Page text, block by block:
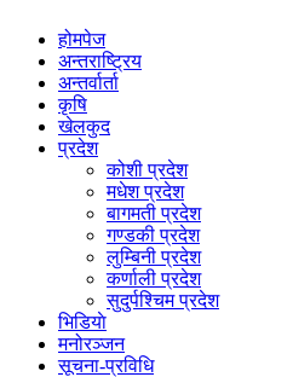
होमपेज
अन्तराष्ट्रिय
अन्तर्वार्ता
कृषि
खेलकुद
प्रदेश
कोशी प्रदेश
मधेश प्रदेश
बागमती प्रदेश
गण्डकी प्रदेश
लुम्बिनी प्रदेश
कर्णाली प्रदेश
सुदुर्पश्चिम प्रदेश
भिडियाे
मनोरञ्जन
सूचना-प्रविधि